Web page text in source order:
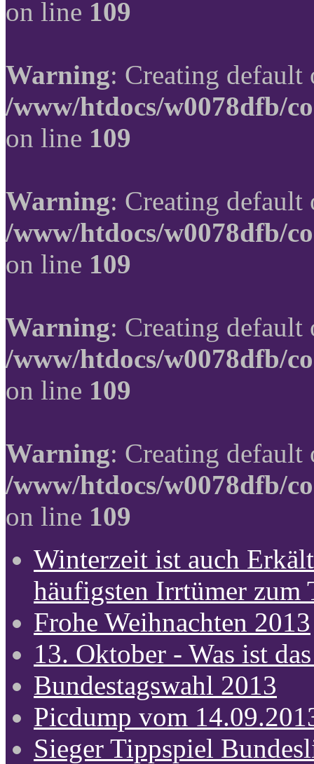
on line 109
Warning: Creating
/www/htdocs/w0078dfb/
on line 109
Warning: Creating
/www/htdocs/w0078dfb/
on line 109
Warning: Creating
/www/htdocs/w0078dfb/
on line 109
Warning: Creating
/www/htdocs/w0078dfb/
on line 109
Winterzeit ist auch
häufigsten Irrtümer zum
Frohe Weihnachten 2013
13. Oktober - Was ist
Bundestagswahl 2013
Picdump vom
Sieger Tippspiel